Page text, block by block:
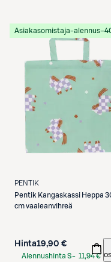
Asiakasomistaja-alennus
PENTIK
Pentik Kangaskassi Heppa
cm vaaleanvihreä
Hinta19,90 €
Alennushinta S- 11,94 €